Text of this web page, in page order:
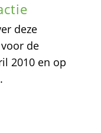
deze
de
2010 en op